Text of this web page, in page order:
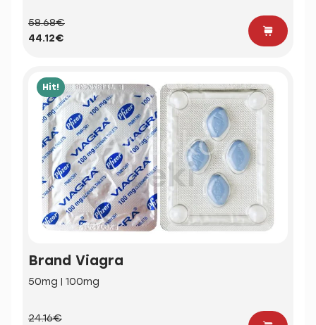
58.68€
44.12€
Hit!
Brand Viagra
50mg | 100mg
24.16€